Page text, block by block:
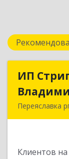
ИП
Переяславка
Клиентов